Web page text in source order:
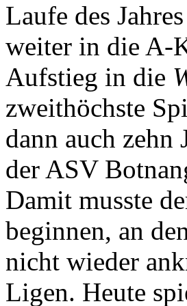
Laufe des
weiter in die A-
Aufstieg in die
zweithöchste
dann auch zehn
der ASV
Damit musste
beginnen, an
nicht wieder
Ligen. Heute